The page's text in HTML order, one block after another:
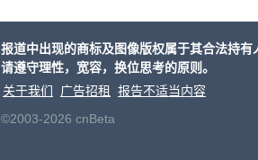
报道中出现的商标及图像版权属于其合法持
请遵守理性，宽容，换位思考的原则。
关于我们
广告招租
报告不适当内容
©2003-2026 cnBeta